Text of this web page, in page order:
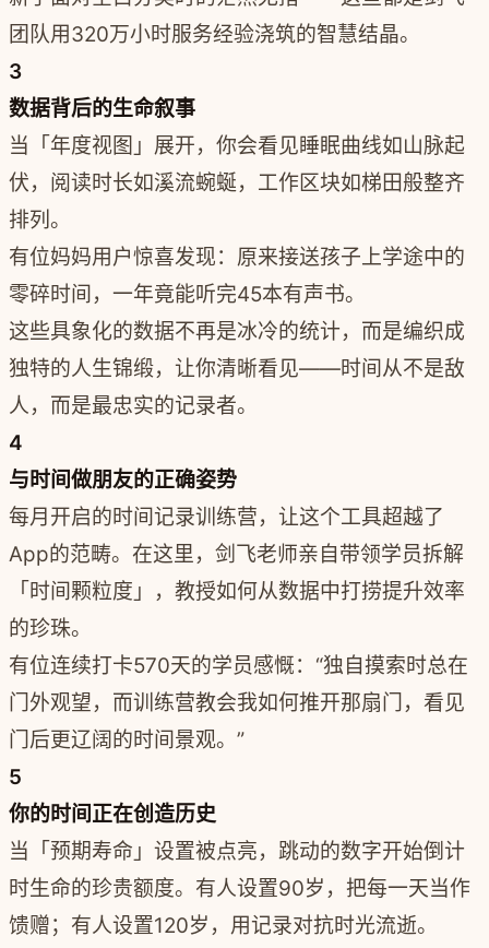
团队用320万小时服务经验浇筑的智慧结晶。
3
数据背后的生命叙事
当「年度视图」展开，你会看见睡眠曲线如山脉起
伏，阅读时长如溪流蜿蜒，工作区块如梯田般整齐
排列。
有位妈妈用户惊喜发现：原来接送孩子上学途中的
零碎时间，一年竟能听完45本有声书。
这些具象化的数据不再是冰冷的统计，而是编织成
独特的人生锦缎，让你清晰看见——时间从不是敌
人，而是最忠实的记录者。
4
与时间做朋友的正确姿势
每月开启的时间记录训练营，让这个工具超越了
App的范畴。在这里，剑飞老师亲自带领学员拆解
「时间颗粒度」，教授如何从数据中打捞提升效率
的珍珠。
有位连续打卡570天的学员感慨：“独自摸索时总在
门外观望，而训练营教会我如何推开那扇门，看见
门后更辽阔的时间景观。”
5
你的时间正在创造历史
当「预期寿命」设置被点亮，跳动的数字开始倒计
时生命的珍贵额度。有人设置90岁，把每一天当作
馈赠；有人设置120岁，用记录对抗时光流逝。